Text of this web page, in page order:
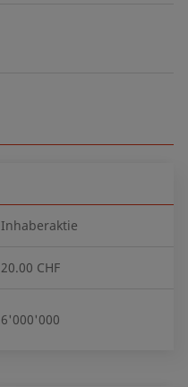
Inhaberaktie
20.00 CHF
6'000'000